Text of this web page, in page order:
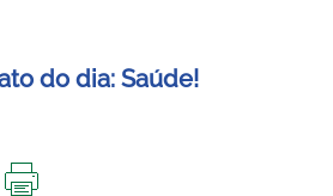
do dia: Saúde!